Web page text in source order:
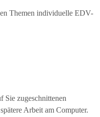
Themen individuelle EDV-
Sie zugeschnittenen
Arbeit am Computer.